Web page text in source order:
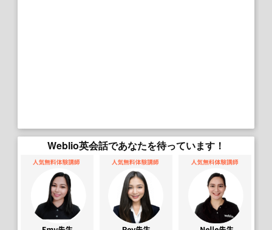
Weblio英会話であなたを待っています！